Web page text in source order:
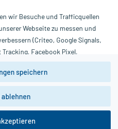
| Diese Webseite benutzt
dazu die wichtigen Hinweise in
den Widerruf einer Bestellung
und Bewertungen
wir Besuche und Trafficquellen
Webseite zu messen und
(Criteo, Google Signals,
Facebook Pixel,
dass die
Anforderungen gem. EU-
Datentransfer in Drittstaaten bzw.
werden, kann nicht geprüft und
speichern
ablehnen